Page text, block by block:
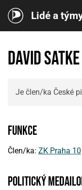
Lidé a
David Satke
Je člen/ka České
Funkce
Člen/ka: ZK Praha 10
Politický